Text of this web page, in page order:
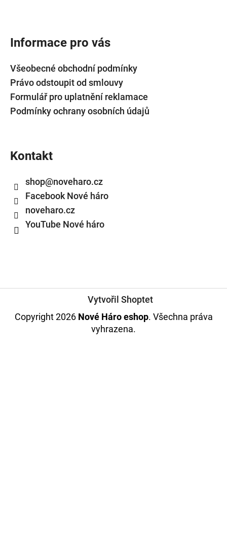
Informace pro vás
Všeobecné obchodní podmínky
Právo odstoupit od smlouvy
Formulář pro uplatnění reklamace
Podmínky ochrany osobních údajů
Kontakt
shop@noveharo.cz
Facebook Nové háro
noveharo.cz
YouTube Nové háro
Vytvořil Shoptet
Copyright 2026 Nové Háro eshop. Všechna práva
vyhrazena.